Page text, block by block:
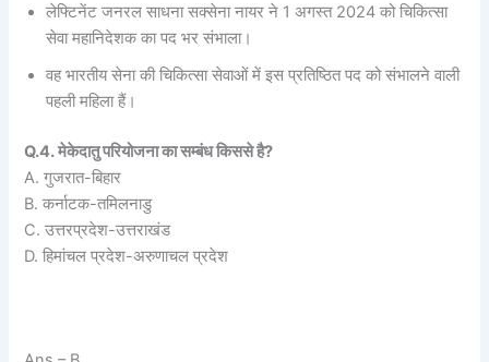
लेफ्टिनेंट जनरल साधना सक्सेना नायर ने 1 अगस्त 2024 को चिकित्सा
सेवा महानिदेशक का पद भर संभाला।
वह भारतीय सेना की चिकित्सा सेवाओं में इस प्रतिष्ठित पद को संभालने वाली
पहली महिला हैं।
Q.4. मेकेदातु परियोजना का सम्बंध किससे है?
A. गुजरात-बिहार
B. कर्नाटक-तमिलनाडु
C. उत्तरप्रदेश-उत्तराखंड
D. हिमांचल प्रदेश-अरुणाचल प्रदेश